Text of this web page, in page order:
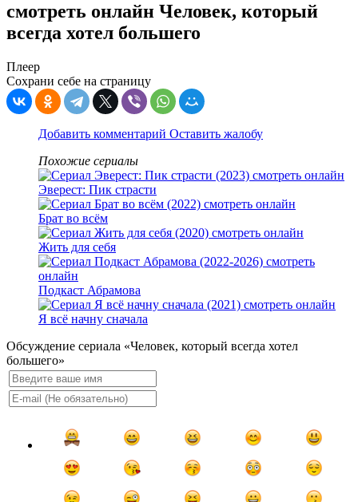
смотреть онлайн Человек, который
всегда хотел большего
Плеер
Сохрани себе на страницу
Добавить комментарий Оставить жалобу
Похожие сериалы
Эверест: Пик страсти
Брат во всём
Жить для себя
Подкаст Абрамова
Я всё начну сначала
Обсуждение сериала «Человек, который всегда хотел
большего»